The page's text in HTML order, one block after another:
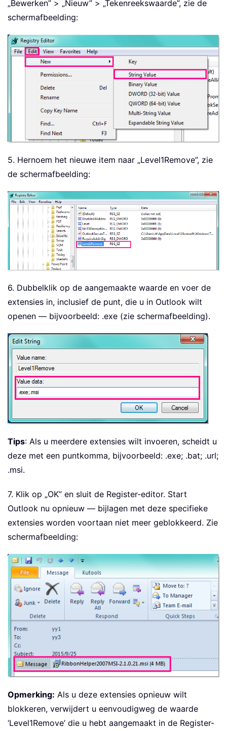
„Bewerken” > „Nieuw” > „Tekenreekswaarde”, zie de
schermafbeelding:
5. Hernoem het nieuwe item naar „Level1Remove”, zie
de schermafbeelding:
6. Dubbelklik op de aangemaakte waarde en voer de
extensies in, inclusief de punt, die u in Outlook wilt
openen — bijvoorbeeld: .exe (zie schermafbeelding).
Tips: Als u meerdere extensies wilt invoeren, scheidt u
deze met een puntkomma, bijvoorbeeld: .exe; .bat; .url;
.msi.
7. Klik op „OK” en sluit de Register-editor. Start
Outlook nu opnieuw — bijlagen met deze specifieke
extensies worden voortaan niet meer geblokkeerd. Zie
schermafbeelding:
Opmerking: Als u deze extensies opnieuw wilt
blokkeren, verwijdert u eenvoudigweg de waarde
‘Level1Remove’ die u hebt aangemaakt in de Register-